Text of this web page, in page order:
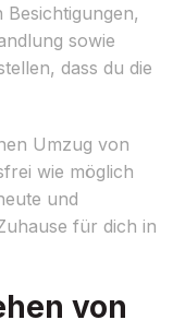
sowie
dass du die
Umzug von
wie möglich
und
für dich in
von